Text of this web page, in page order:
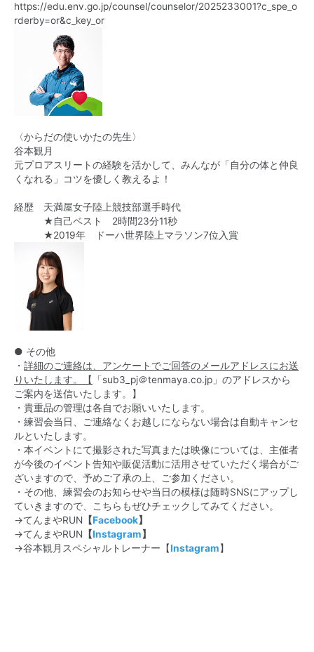
https://edu.env.go.jp/counsel/counselor/2025233001?c_spe_o
rderby=or&c_key_or
〈からだの使いかたの先生〉
谷本観月
元プロアスリートの経験を活かして、みんなが「自分の体と仲良
くなれる」コツを優しく教えるよ！
経歴 天満屋女子陸上競技部選手時代
★自己ベスト 2時間23分11秒
★2019年 ドーハ世界陸上マラソン7位入賞
● その他
・ 詳細のご連絡は、アンケートでご回答のメールアドレスにお送
りいたします。【
「sub3_pj＠tenmaya.co.jp」のアドレスから
ご案内を送信いたします。】
・貴重品の管理は各自でお願いいたします。
・練習会当日、ご連絡なくお越しにならない場合は自動キャンセ
ルといたします。
・本イベントにて撮影された写真または映像については、主催者
が今後のイベント告知や販促活動に活用させていただく場合がご
ざいますので、予めご了承の上、ご参加ください。
・その他、練習会のお知らせや当日の模様は随時SNSにアップし
ていきますので、こちらもぜひチェックしてみてください。
→てんまやRUN 【Facebook】
→てんまやRUN 【Instagram】
→谷本観月スペシャルトレーナー【Instagram】